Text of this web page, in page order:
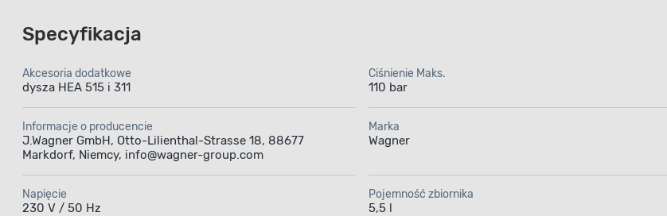
Specyfikacja
Akcesoria dodatkowe
dysza HEA 515 i 311
Ciśnienie Maks.
110 bar
Informacje o producencie
J.Wagner GmbH, Otto-Lilienthal-Strasse 18, 88677
Markdorf, Niemcy, info@wagner-group.com
Marka
Wagner
Napięcie
230 V / 50 Hz
Pojemność zbiornika
5,5 l